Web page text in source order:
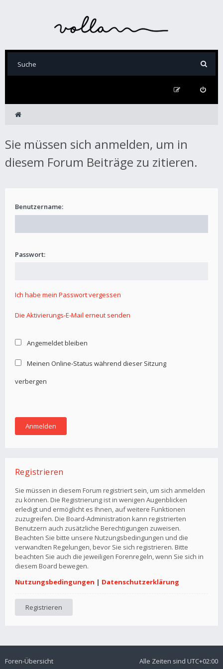
Sie müssen sich anmelden, um in
diesem Forum Beiträge zu zitieren.
Benutzername:
Passwort:
Ich habe mein Passwort vergessen
Die Aktivierungs-E-Mail erneut senden
Angemeldet bleiben
Meinen Online-Status während dieser Sitzung
verbergen
Registrieren
Sie müssen in diesem Forum registriert sein, um sich anmelden
zu können. Die Registrierung ist in wenigen Augenblicken
erledigt und ermöglicht es Ihnen, auf weitere Funktionen
zuzugreifen. Die Board-Administration kann registrierten
Benutzern auch zusätzliche Berechtigungen zuweisen.
Beachten Sie bitte unsere Nutzungsbedingungen und die
verwandten Regelungen, bevor Sie sich registrieren. Bitte
beachten Sie auch die jeweiligen Forenregeln, wenn Sie sich in
diesem Board bewegen.
Nutzungsbedingungen | Datenschutzerklärung
Registrieren
Foren-Übersicht Alle Zeiten sind UTC+02:00